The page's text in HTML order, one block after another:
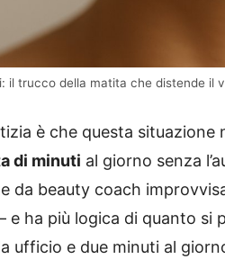
il trucco della matita che distende il
è che questa
di minuti al giorno senza
da beauty coach
e ha più logica di quanto
ufficio e due minuti al